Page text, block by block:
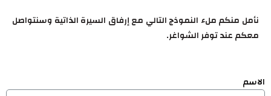
نأمل منكم ملء النموذج التالي مع إرفاق السيرة الذاتية وسنتواصل
معكم عند توفر الشواغر.
الاسم